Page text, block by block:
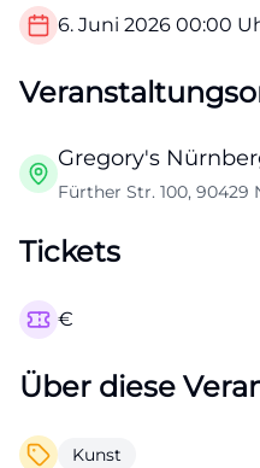
6. Juni 2026 00:00
Gregory's
Fürther Str. 100,
Tickets
€
Über diese
Kunst